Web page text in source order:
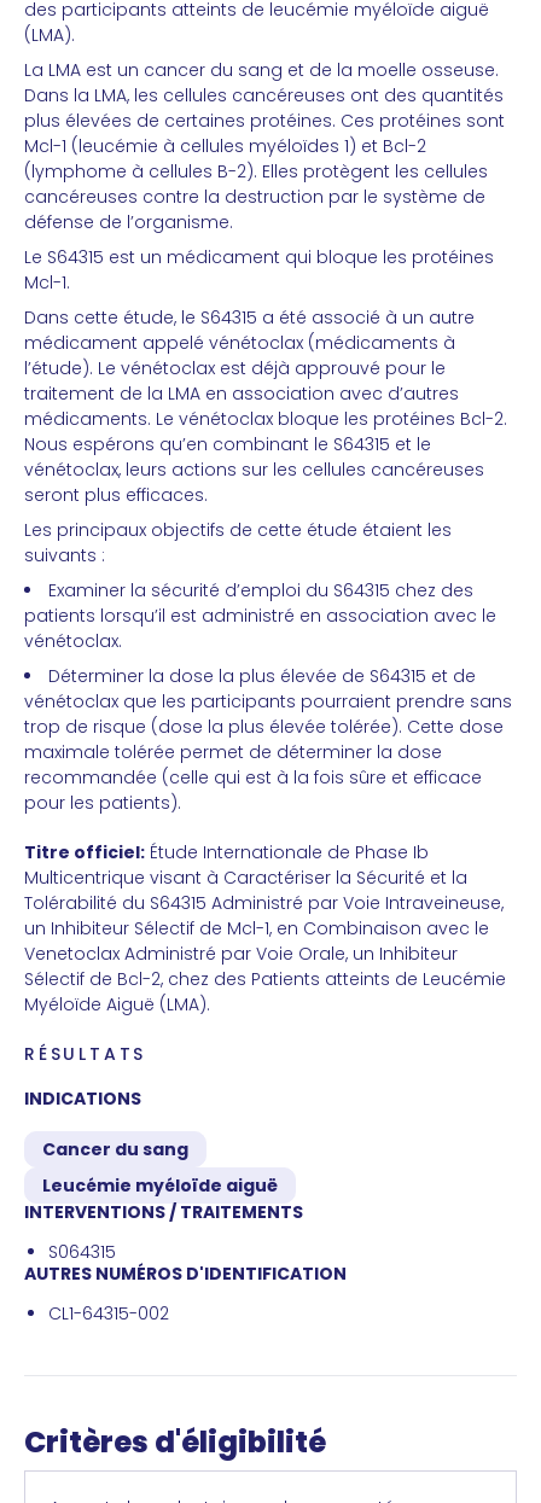
des participants atteints de leucémie myéloïde aiguë
(LMA).
La LMA est un cancer du sang et de la moelle osseuse.
Dans la LMA, les cellules cancéreuses ont des quantités
plus élevées de certaines protéines. Ces protéines sont
Mcl-1 (leucémie à cellules myéloïdes 1) et Bcl-2
(lymphome à cellules B-2). Elles protègent les cellules
cancéreuses contre la destruction par le système de
défense de l’organisme.
Le S64315 est un médicament qui bloque les protéines
Mcl-1.
Dans cette étude, le S64315 a été associé à un autre
médicament appelé vénétoclax (médicaments à
l’étude). Le vénétoclax est déjà approuvé pour le
traitement de la LMA en association avec d’autres
médicaments. Le vénétoclax bloque les protéines Bcl-2.
Nous espérons qu’en combinant le S64315 et le
vénétoclax, leurs actions sur les cellules cancéreuses
seront plus efficaces.
Les principaux objectifs de cette étude étaient les
suivants :
Examiner la sécurité d’emploi du S64315 chez des
patients lorsqu’il est administré en association avec le
vénétoclax.
Déterminer la dose la plus élevée de S64315 et de
vénétoclax que les participants pourraient prendre sans
trop de risque (dose la plus élevée tolérée). Cette dose
maximale tolérée permet de déterminer la dose
recommandée (celle qui est à la fois sûre et efficace
pour les patients).
Titre officiel: Étude Internationale de Phase Ib
Multicentrique visant à Caractériser la Sécurité et la
Tolérabilité du S64315 Administré par Voie Intraveineuse,
un Inhibiteur Sélectif de Mcl-1, en Combinaison avec le
Venetoclax Administré par Voie Orale, un Inhibiteur
Sélectif de Bcl-2, chez des Patients atteints de Leucémie
Myéloïde Aiguë (LMA).
RÉSULTATS
INDICATIONS
Cancer du sang
Leucémie myéloïde aiguë
INTERVENTIONS / TRAITEMENTS
S064315
AUTRES NUMÉROS D'IDENTIFICATION
CL1-64315-002
Critères d'éligibilité